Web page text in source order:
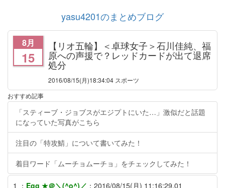
yasu4201のまとめブログ
8月
15
【リオ五輪】＜卓球女子＞石川佳純、福
原への声援で？レッドカードが出て退席
処分
2016/08/15(月)18:34:04 スポーツ
おすすめ記事
「スティーブ・ジョブスがエジプトにいた…」激似だと話題
になっていた写真がこちら
注目の「特攻鯖」について書いてみた！
着目ワード「ムーチョムーチョ」をチェックしてみた！
1 ： Egg ★＠＼(^o^)／ ： 2016/08/15(月) 11:16:29.01